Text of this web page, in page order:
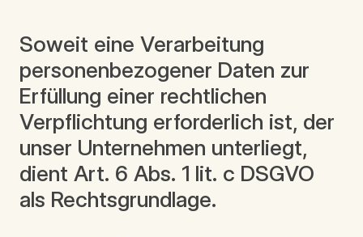
Soweit eine Verarbeitung
personenbezogener Daten zur
Erfüllung einer rechtlichen
Verpflichtung erforderlich ist, der
unser Unternehmen unterliegt,
dient Art. 6 Abs. 1 lit. c DSGVO
als Rechtsgrundlage.